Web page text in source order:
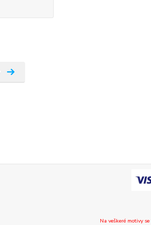
Na veškeré motivy